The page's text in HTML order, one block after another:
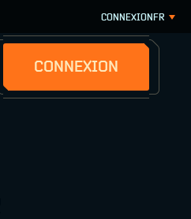
CONNEXIONFR
CONNEXION